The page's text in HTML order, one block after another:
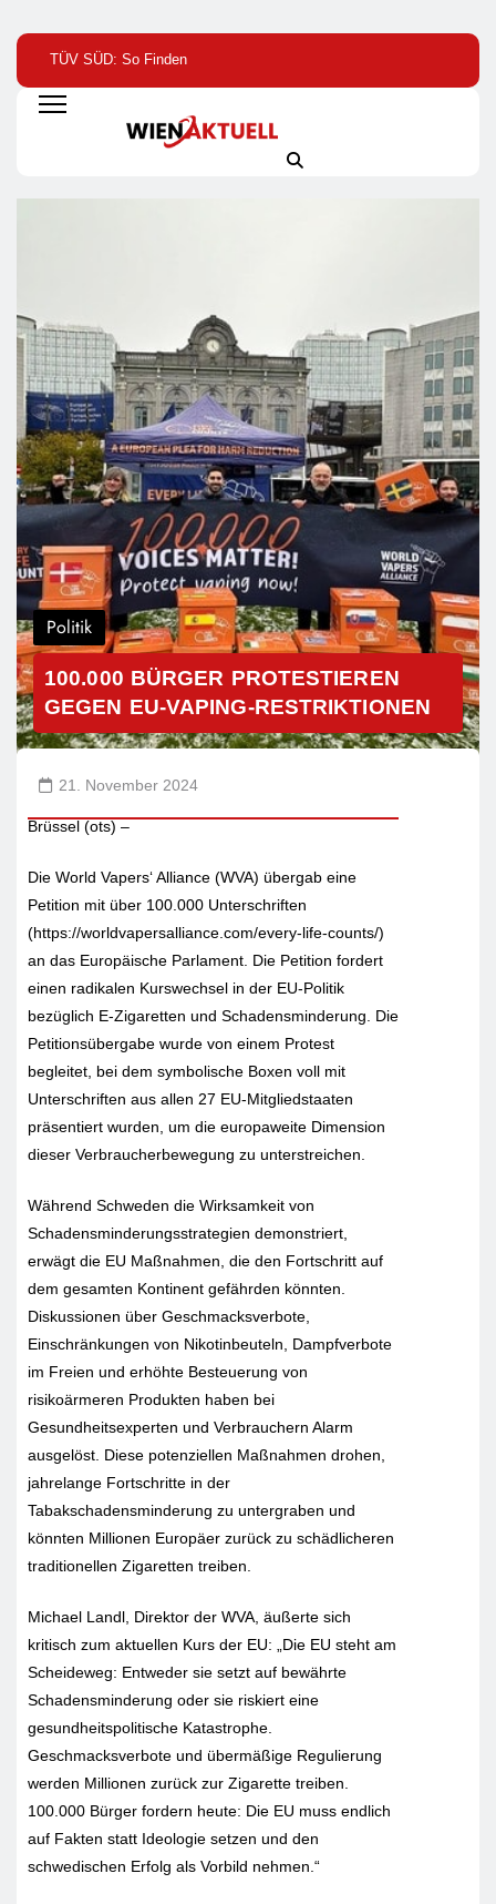
TÜV SÜD: So Finden
Verbraucher Das
Passende
Laserentfernungsmessgerät
Geberkonferenz: „Größte
Welt Weitet Sich Aus“
Batterietag:
Politik
100.000 BÜRGER PROTESTIEREN
GEGEN EU-VAPING-RESTRIKTIONEN
21. November 2024
Brüssel (ots) –
Die World Vapers‘ Alliance (WVA) übergab eine
Petition mit über 100.000 Unterschriften
(https://worldvapersalliance.com/every-life-counts/)
an das Europäische Parlament. Die Petition fordert
einen radikalen Kurswechsel in der EU-Politik
bezüglich E-Zigaretten und Schadensminderung. Die
Petitionsübergabe wurde von einem Protest
begleitet, bei dem symbolische Boxen voll mit
Unterschriften aus allen 27 EU-Mitgliedstaaten
präsentiert wurden, um die europaweite Dimension
dieser Verbraucherbewegung zu unterstreichen.
Während Schweden die Wirksamkeit von
Schadensminderungsstrategien demonstriert,
erwägt die EU Maßnahmen, die den Fortschritt auf
dem gesamten Kontinent gefährden könnten.
Diskussionen über Geschmacksverbote,
Einschränkungen von Nikotinbeuteln, Dampfverbote
im Freien und erhöhte Besteuerung von
risikoärmeren Produkten haben bei
Gesundheitsexperten und Verbrauchern Alarm
ausgelöst. Diese potenziellen Maßnahmen drohen,
jahrelange Fortschritte in der
Tabakschadensminderung zu untergraben und
könnten Millionen Europäer zurück zu schädlicheren
traditionellen Zigaretten treiben.
Michael Landl, Direktor der WVA, äußerte sich
kritisch zum aktuellen Kurs der EU: „Die EU steht am
Scheideweg: Entweder sie setzt auf bewährte
Schadensminderung oder sie riskiert eine
gesundheitspolitische Katastrophe.
Geschmacksverbote und übermäßige Regulierung
werden Millionen zurück zur Zigarette treiben.
100.000 Bürger fordern heute: Die EU muss endlich
auf Fakten statt Ideologie setzen und den
schwedischen Erfolg als Vorbild nehmen.“